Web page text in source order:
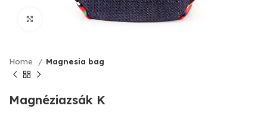
Click to enlarge
Home Magnesia bag
Magnéziazsák K